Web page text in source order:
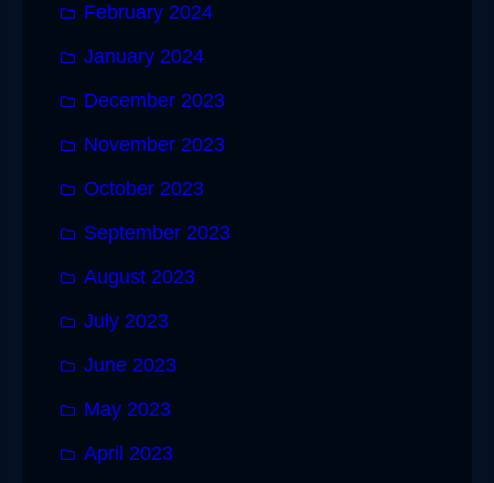
February 2024
January 2024
December 2023
November 2023
October 2023
September 2023
August 2023
July 2023
June 2023
May 2023
April 2023